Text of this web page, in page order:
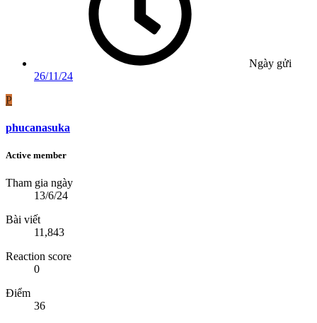
Ngày gửi
26/11/24
P
phucanasuka
Active member
Tham gia ngày
13/6/24
Bài viết
11,843
Reaction score
0
Điểm
36